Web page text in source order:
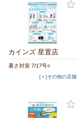
カインズ 星置店
暑さ対策 7/17号○
[＋]その他の店舗